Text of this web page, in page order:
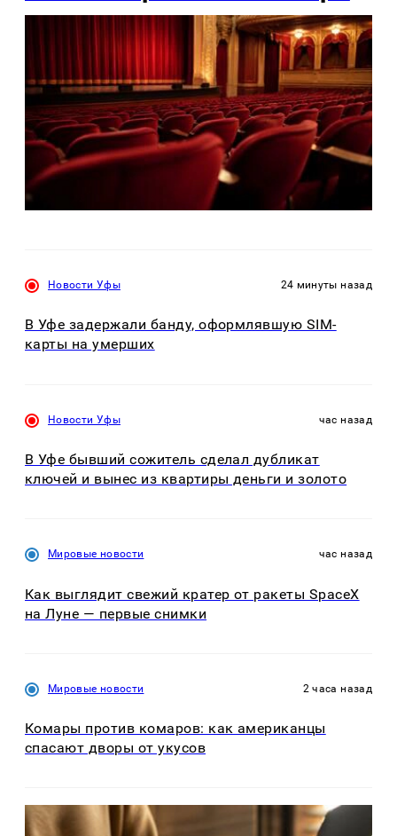
Новости Уфы 24 минуты назад
В Уфе задержали банду, оформлявшую SIM-
карты на умерших
Новости Уфы час назад
В Уфе бывший сожитель сделал дубликат
ключей и вынес из квартиры деньги и золото
Мировые новости час назад
Как выглядит свежий кратер от ракеты SpaceX
на Луне — первые снимки
Мировые новости 2 часа назад
Комары против комаров: как американцы
спасают дворы от укусов